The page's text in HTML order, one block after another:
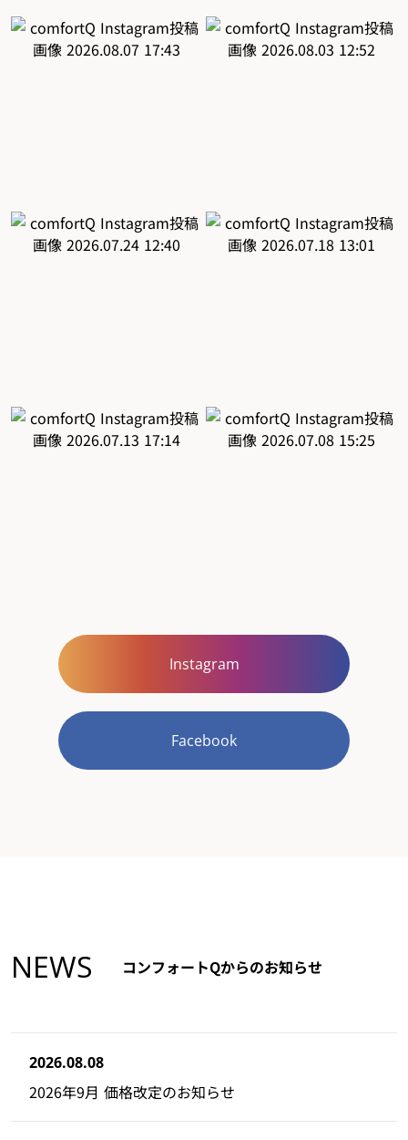
Instagram
Facebook
NEWS コンフォートQからのお知らせ
2026.08.08
2026年9月 価格改定のお知らせ